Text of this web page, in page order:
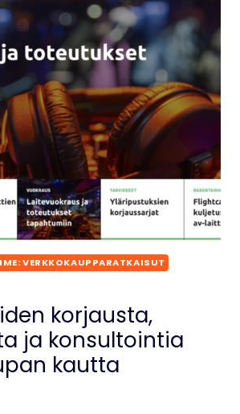
VERKKOKAUPPARATKAISUT
korjausta,
ja konsultointia
kautta